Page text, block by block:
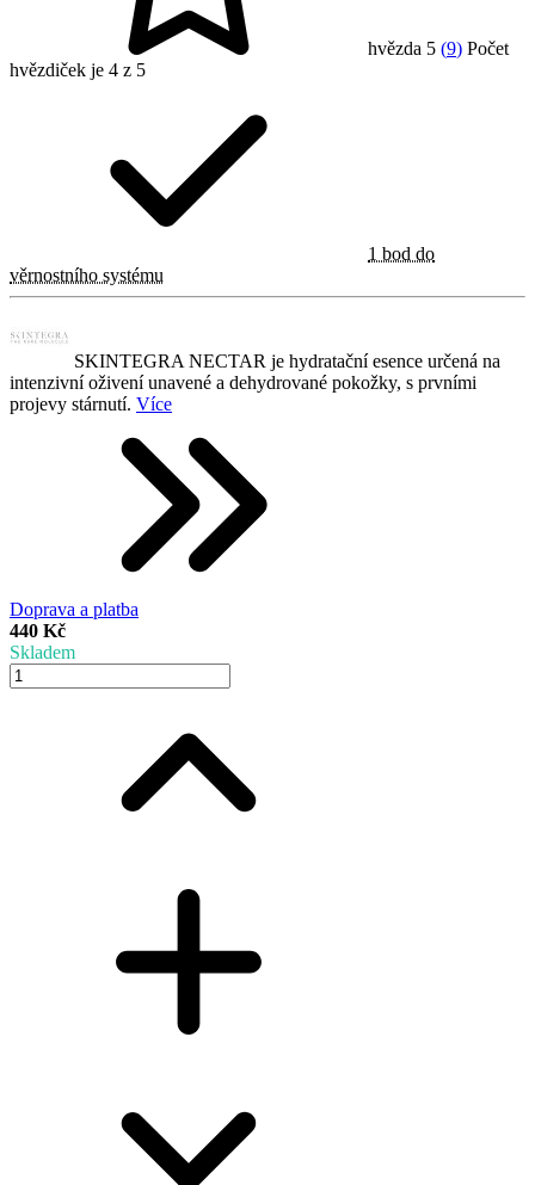
hvězda 5 (9) Počet
hvězdiček je 4 z 5
1 bod do
věrnostního systému
SKINTEGRA NECTAR je hydratační esence určená na
intenzivní oživení unavené a dehydrované pokožky, s prvními
projevy stárnutí. Více
Doprava a platba
440 Kč
Skladem